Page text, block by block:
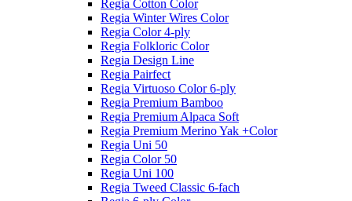
Regia Cotton Color
Regia Winter Wires Color
Regia Color 4-ply
Regia Folkloric Color
Regia Design Line
Regia Pairfect
Regia Virtuoso Color 6-ply
Regia Premium Bamboo
Regia Premium Alpaca Soft
Regia Premium Merino Yak +Color
Regia Uni 50
Regia Color 50
Regia Uni 100
Regia Tweed Classic 6-fach